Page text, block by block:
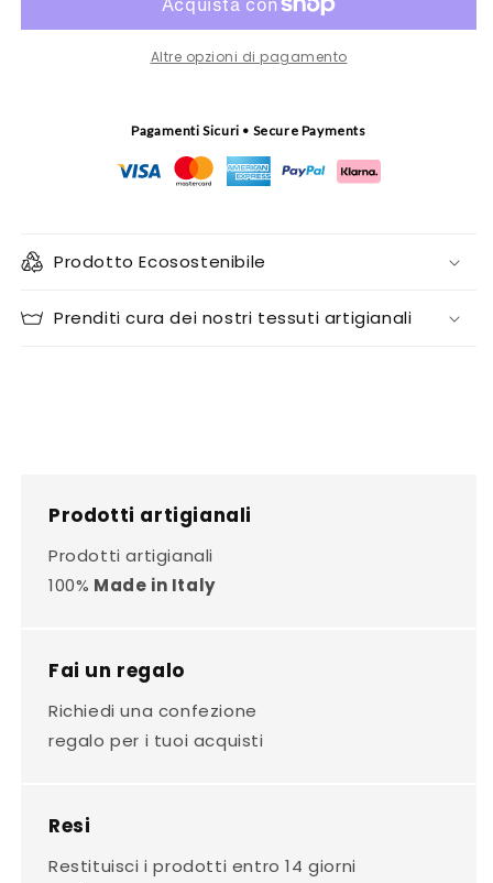
Sirene
Altre opzioni di pagamento
Pagamenti Sicuri • Secure Payments
Prodotto Ecosostenibile
Prenditi cura dei nostri tessuti artigianali
Prodotti artigianali
Prodotti artigianali
100% Made in Italy
Fai un regalo
Richiedi una confezione
regalo per i tuoi acquisti
Resi
Restituisci i prodotti entro 14 giorni